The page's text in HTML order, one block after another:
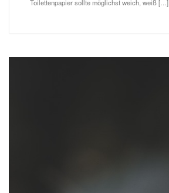
Toilettenpapier sollte möglichst weich, weiß […]